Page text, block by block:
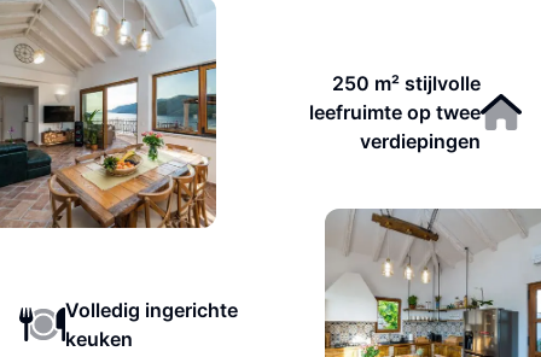
250 m² stijlvolle
leefruimte op twee
verdiepingen
Volledig ingerichte
keuken